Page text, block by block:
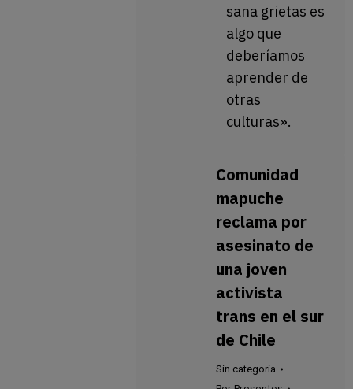
sana grietas es
algo que
deberíamos
aprender de
otras
culturas».
Comunidad
mapuche
reclama por
asesinato de
una joven
activista
trans en el sur
de Chile
Sin categoría